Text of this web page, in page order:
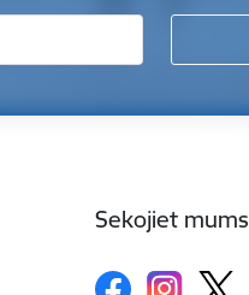
Sekojiet mums